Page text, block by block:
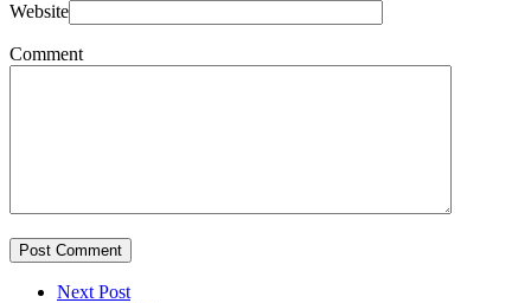
Website
Comment
Post Comment
Next Post